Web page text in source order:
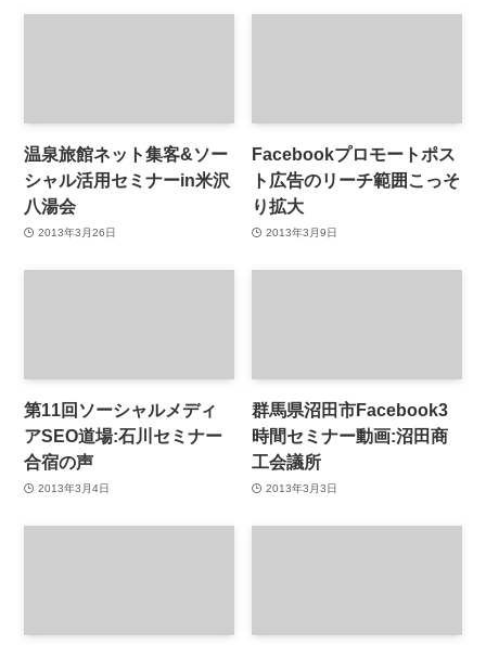
温泉旅館ネット集客&ソー
シャル活用セミナーin米沢
八湯会
2013年3月26日
Facebookプロモートポス
ト広告のリーチ範囲こっそ
り拡大
2013年3月9日
第11回ソーシャルメディ
アSEO道場:石川セミナー
合宿の声
2013年3月4日
群馬県沼田市Facebook3
時間セミナー動画:沼田商
工会議所
2013年3月3日